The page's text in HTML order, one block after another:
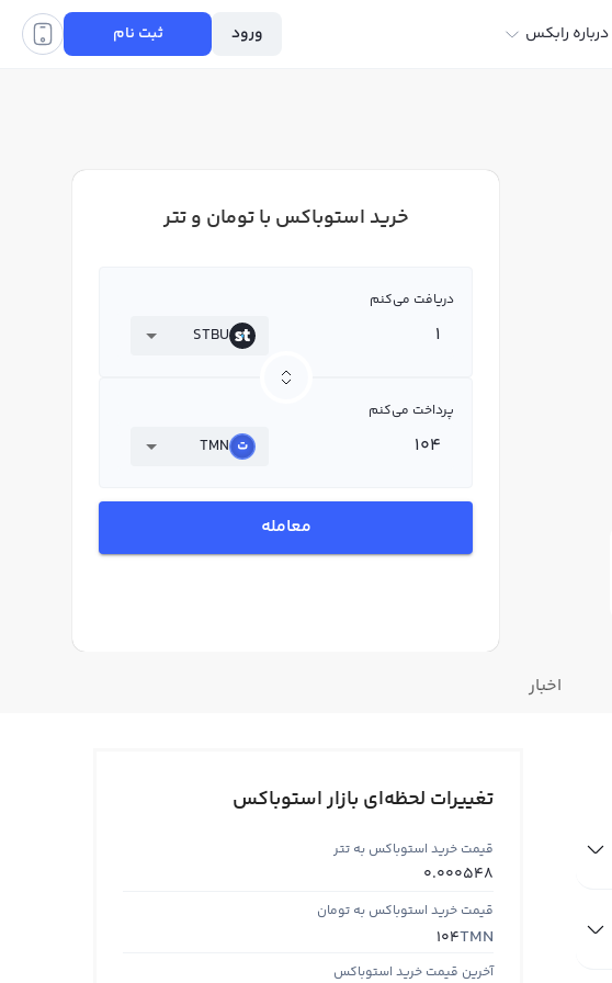
درباره رابکس ورود ثبت نام
خرید استوباکس با تومان و تتر
دریافت می‌کنم
STBU
پرداخت می‌کنم
TMN
معامله
اخبار
تغییرات لحظه‌ای بازار استوباکس
قیمت خرید استوباکس به تتر
0.000548
قیمت خرید استوباکس به تومان
TMN
104
آخرین قیمت خرید استوباکس